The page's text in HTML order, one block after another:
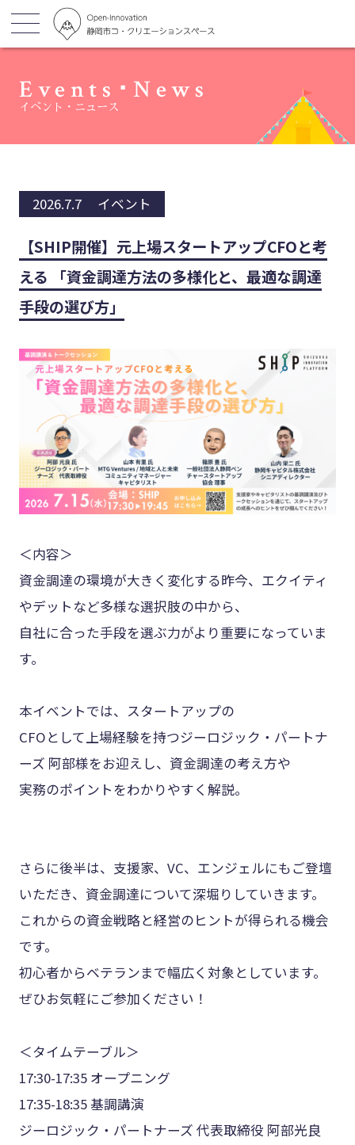
Events･News
イベント・ニュース
2026.7.7 イベント
【SHIP開催】元上場スタートアップCFOと考
える 「資金調達方法の多様化と、最適な調達
手段の選び方」
＜内容＞
資金調達の環境が大きく変化する昨今、エクイティ
やデットなど多様な選択肢の中から、
自社に合った手段を選ぶ力がより重要になっていま
す。
本イベントでは、スタートアップの
CFOとして上場経験を持つジーロジック・パートナ
ーズ 阿部様をお迎えし、資金調達の考え方や
実務のポイントをわかりやすく解説。
さらに後半は、支援家、VC、エンジェルにもご登壇
いただき、資金調達について深堀りしていきます。
これからの資金戦略と経営のヒントが得られる機会
です。
初心者からベテランまで幅広く対象としています。
ぜひお気軽にご参加ください！
＜タイムテーブル＞
17:30-17:35 オープニング
17:35-18:35 基調講演
ジーロジック・パートナーズ 代表取締役 阿部光良